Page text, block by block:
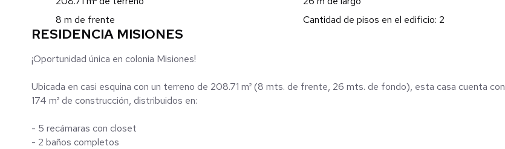
8 m de frente
Cantidad de pisos en el edificio: 2
RESIDENCIA MISIONES
¡Oportunidad única en colonia Misiones!
Ubicada en casi esquina con un terreno de 208.71 m² (8 mts. de frente, 26 mts. de fondo), esta casa cuenta con
174 m² de construcción, distribuidos en:
- 5 recámaras con closet
- 2 baños completos